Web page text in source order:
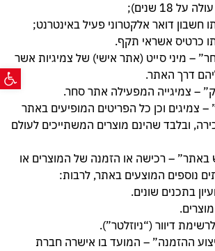
פתח
18 שנים);
– מיני סייט (אתר אישי) של צמיגיות אשר
דרך האתר.
– צמיגים וכן כל הפריטים המופיעים באתר
ובלבד שהינם מוצרים המשתייכים לעולם
באתר” – רכישה או הזמנה של המוצרים או
נוספים המוצעים באתר, לרבות:
ביצוע ההזמנה” – המועד בו אישרה חברת